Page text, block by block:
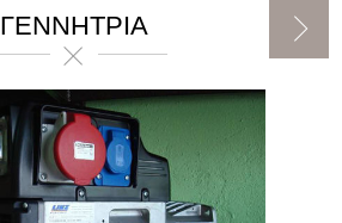
ΓΕΝΝΉΤΡΙΑ